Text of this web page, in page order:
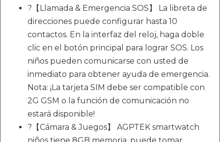
?【Llamada & Emergencia SOS】 La libreta de
direcciones puede configurar hasta 10
contactos. En la interfaz del reloj, haga doble
clic en el botón principal para lograr SOS. Los
niños pueden comunicarse con usted de
inmediato para obtener ayuda de emergencia.
Nota: ¡La tarjeta SIM debe ser compatible con
2G GSM o la función de comunicación no
estará disponible!
?【Cámara & Juegos】 AGPTEK smartwatch
niños tiene 8GB memoria, puede tomar